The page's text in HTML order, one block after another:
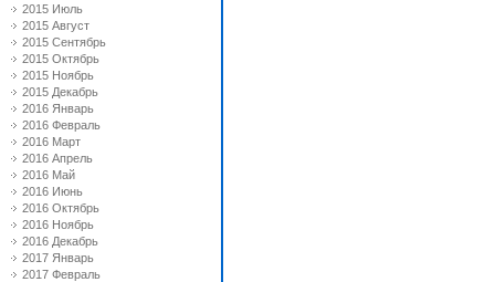
2015 Июль
2015 Август
2015 Сентябрь
2015 Октябрь
2015 Ноябрь
2015 Декабрь
2016 Январь
2016 Февраль
2016 Март
2016 Апрель
2016 Май
2016 Июнь
2016 Октябрь
2016 Ноябрь
2016 Декабрь
2017 Январь
2017 Февраль